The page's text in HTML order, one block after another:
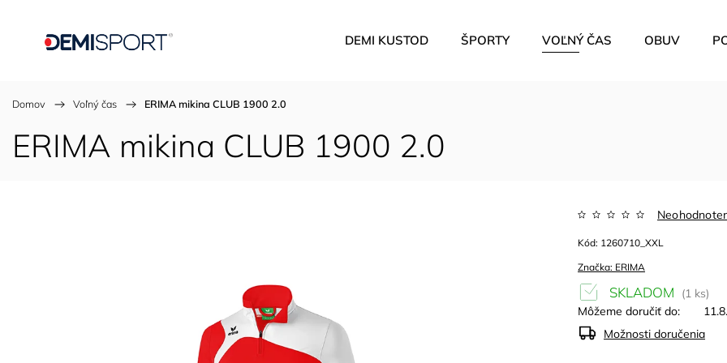
DEMI KUSTOD ŠPORTY VOĽNÝ ČAS OBUV
Domov / Voľný čas / ERIMA mikina CLUB 1900 2.0
ERIMA mikina CLUB 1900 2.0
Značka: ERIMA
Kód: 1260710_XXL
SKLADOM
(1 ks)
Môžeme doručiť do:
Možnosti doručenia